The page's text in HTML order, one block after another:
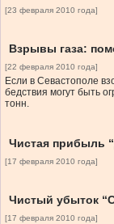
[23 февраля 2010 года]
Взрывы газа:
[22 февраля 2010 года]
Если в Севастополе
бедствия могут быть
тонн.
Чистая прибыль
[17 февраля 2010 года]
Чистый убыток
[17 февраля 2010 года]